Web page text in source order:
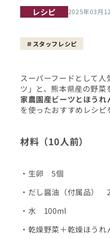
レシピ 2025年03月
スタッフレシピ
スーパーフードとして
ツ」と、熊本県産の野菜
家農園産ビーツとほうれ
を使ったおすすめレシピ
材料（10人前）
・生卵 5個
・だし醤油（付属品）
・水 100ml
・乾燥野菜＋乾燥ほう